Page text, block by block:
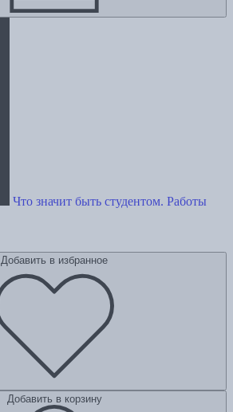
Что значит быть студентом. Работы
Добавить в избранное
Добавить в корзину